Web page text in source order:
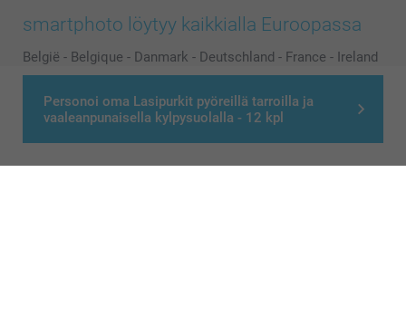
Personoi oma Lasipurkit pyöreillä tarroilla ja
vaaleanpunaisella kylpysuolalla - 12 kpl
smartphoto löytyy kaikkialla Euroopassa
België - Belgique - Danmark - Deutschland - France - Ireland
Switzerland - Suomi - Sverige - United Kingdom -
Other Countries